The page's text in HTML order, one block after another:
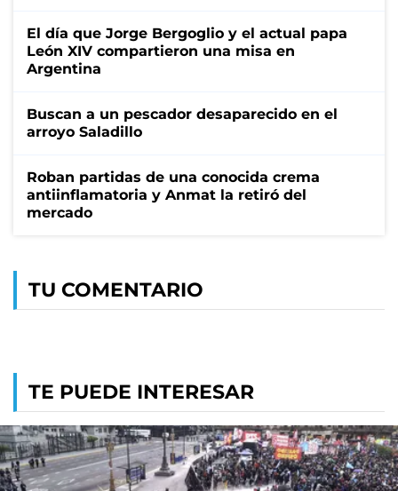
El día que Jorge Bergoglio y el actual papa
León XIV compartieron una misa en
Argentina
Buscan a un pescador desaparecido en el
arroyo Saladillo
Roban partidas de una conocida crema
antiinflamatoria y Anmat la retiró del
mercado
TU COMENTARIO
TE PUEDE INTERESAR